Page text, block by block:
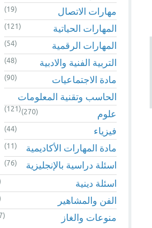
مهارات الاتصال (19)
المهارات الحياتية (121)
المهارات الرقمية (54)
التربية الفنية والادبية (48)
مادة الاجتماعيات (90)
الحاسب وتقنية المعلومات
(121) علوم (270)
فيزياء (44)
مادة المهارات الأكاديمية (11)
اسئلة دراسية بالإنجليزية (76)
اسئلة دينية
الفن والمشاهير
منوعات والغاز (27)